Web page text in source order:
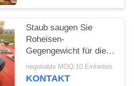
Staub saugen Sie
Roheisen-
Gegengewicht für die
Technik der
Maschinerie/des
negotiable MOQ:10 Einheiten
KONTAKT